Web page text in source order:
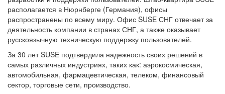
располагается в Нюрнберге (Германия), офисы
распространены по всему миру. Офис SUSE СНГ отвечает за
деятельность компании в странах СНГ, а также оказывает
русскоязычную техническую поддержку пользователей.
За 30 лет SUSE подтвердила надежность своих решений в
самых различных индустриях, таких как: аэрокосмическая,
автомобильная, фармацевтическая, телеком, финансовый
сектор, торговые сети, производство.